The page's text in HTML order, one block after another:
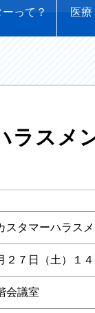
って？ 医
ラスメ
スタマーハラス
２７日（土）１
会議室